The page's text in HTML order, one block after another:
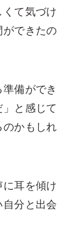
て気づけ
ができたの
備ができ
と感じて
のかもしれ
耳を傾け
分と出会